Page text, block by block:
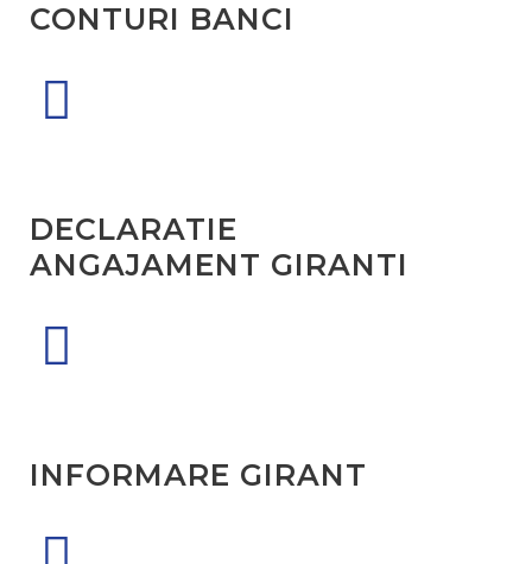
CONTURI BANCI
DECLARATIE
ANGAJAMENT GIRANTI
INFORMARE GIRANT